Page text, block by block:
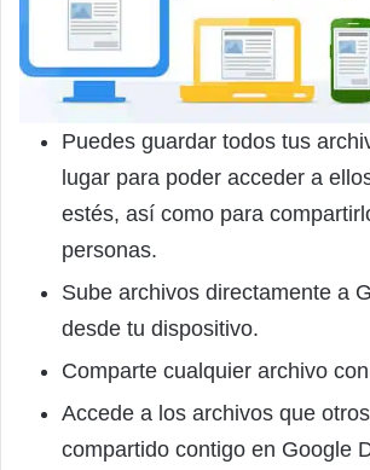
Puedes guardar todos tus
lugar para poder acceder a
estés, así como para
personas.
Sube archivos directamente a
desde tu dispositivo.
Comparte cualquier archivo
Accede a los archivos que
compartido contigo en Google